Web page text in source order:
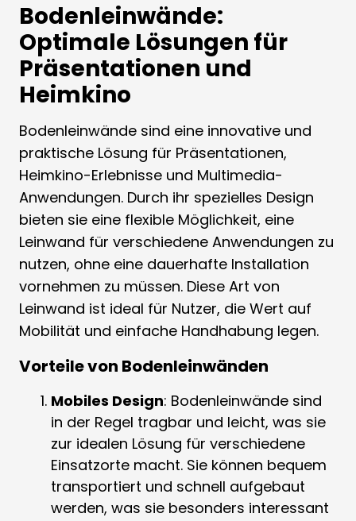
Bodenleinwände:
Optimale Lösungen für
Präsentationen und
Heimkino
Bodenleinwände sind eine innovative und
praktische Lösung für Präsentationen,
Heimkino-Erlebnisse und Multimedia-
Anwendungen. Durch ihr spezielles Design
bieten sie eine flexible Möglichkeit, eine
Leinwand für verschiedene Anwendungen zu
nutzen, ohne eine dauerhafte Installation
vornehmen zu müssen. Diese Art von
Leinwand ist ideal für Nutzer, die Wert auf
Mobilität und einfache Handhabung legen.
Vorteile von Bodenleinwänden
Mobiles Design: Bodenleinwände sind
in der Regel tragbar und leicht, was sie
zur idealen Lösung für verschiedene
Einsatzorte macht. Sie können bequem
transportiert und schnell aufgebaut
werden, was sie besonders interessant